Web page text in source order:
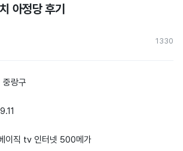
아정당 후기
1330
랑구
이직 tv 인터넷 500메가